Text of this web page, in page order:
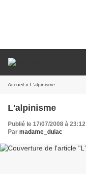
Accueil » L'alpinisme
L'alpinisme
Publié le 17/07/2008 à 23:12
Par madame_dulac